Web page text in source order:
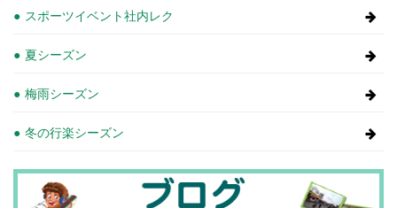
スポーツイベント社内レク
夏シーズン
梅雨シーズン
冬の行楽シーズン